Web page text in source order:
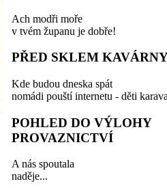
Ach modři moře
v tvém županu je dobře!
PŘED SKLEM
Kde budou dneska spát
nomádi pouští internetu - děti
POHLED DO VÝLOHY
PROVAZNICTVÍ
A nás spoutala
naděje...